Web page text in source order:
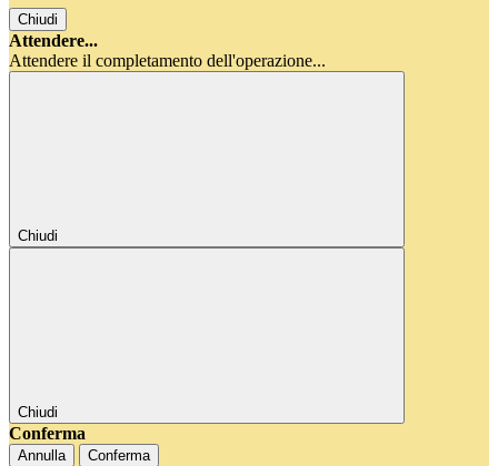
Chiudi
Attendere...
Attendere il completamento dell'operazione...
Chiudi
Chiudi
Conferma
Annulla Conferma